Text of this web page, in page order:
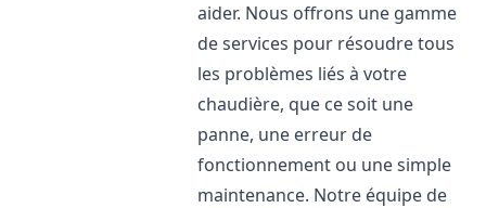
aider. Nous offrons une gamme
de services pour résoudre tous
les problèmes liés à votre
chaudière, que ce soit une
panne, une erreur de
fonctionnement ou une simple
maintenance. Notre équipe de